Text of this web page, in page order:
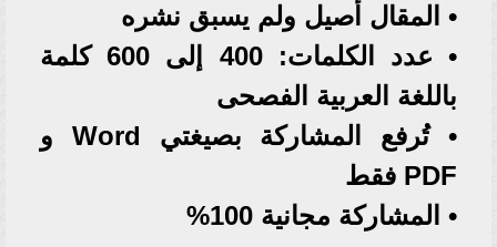
• المقال أصيل ولم يسبق نشره
• عدد الكلمات: 400 إلى 600 كلمة
باللغة العربية الفصحى
• تُرفع المشاركة بصيغتي Word و
PDF فقط
• المشاركة مجانية 100%